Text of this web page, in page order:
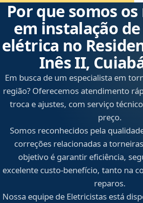
Por que somos
em instalação
elétrica no
Inês II,
Em busca de um especialista em
região? Oferecemos atendimento
troca e ajustes, com serviço
preço.
Somos reconhecidos pela
correções relacionadas a
objetivo é garantir eficiência,
excelente custo-benefício, tanto na
reparos.
Nossa equipe de Eletricistas está